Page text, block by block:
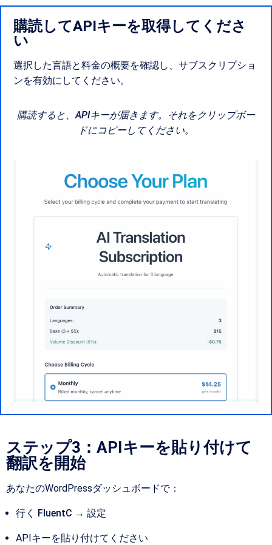
購読してAPIキーを取得してくださ
い
選択した言語と料金の概要を確認し、サブスクリプショ
ンを有効にしてください。
購読すると、APIキーが届きます。それをクリップボー
ドにコピーしてください。
ステップ3：APIキーを貼り付けて
翻訳を開始
あなたのWordPressダッシュボードで：
行く FluentC → 設定
APIキーを貼り付けてください